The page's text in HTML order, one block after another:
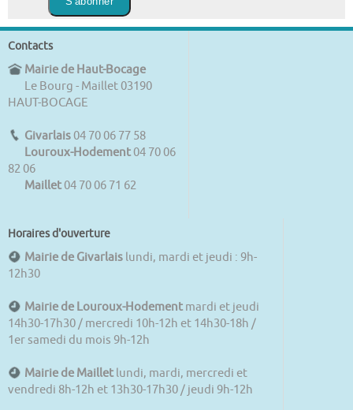
Contacts
Mairie de Haut-Bocage
Le Bourg - Maillet 03190
HAUT-BOCAGE
Givarlais 04 70 06 77 58
Louroux-Hodement 04 70 06
82 06
Maillet 04 70 06 71 62
Horaires d'ouverture
Mairie de Givarlais lundi, mardi et jeudi : 9h-
12h30
Mairie de Louroux-Hodement mardi et jeudi
14h30-17h30 / mercredi 10h-12h et 14h30-18h /
1er samedi du mois 9h-12h
Mairie de Maillet lundi, mardi, mercredi et
vendredi 8h-12h et 13h30-17h30 / jeudi 9h-12h